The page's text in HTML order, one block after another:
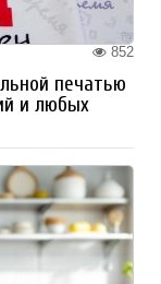
852
печатью
и любых